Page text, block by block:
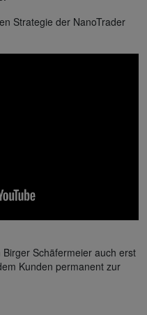
Strategie der NanoTrader
Schäfermeier auch erst
Kunden permanent zur